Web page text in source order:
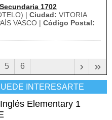
1702
| Ciudad: VITORIA
VASCO | Código Postal:
5 6 »
›
INTERESARTE
Elementary 1